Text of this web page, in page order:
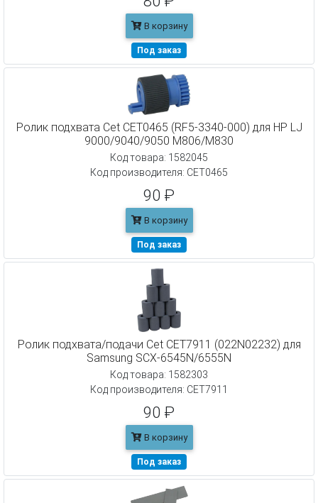
В корзину
Под заказ
Ролик подхвата Cet CET0465 (RF5-3340-000) для HP LJ
9000/9040/9050 M806/M830
Код товара: 1582045
Код производителя: CET0465
90 ₽
В корзину
Под заказ
Ролик подхвата/подачи Cet CET7911 (022N02232) для
Samsung SCX-6545N/6555N
Код товара: 1582303
Код производителя: CET7911
90 ₽
В корзину
Под заказ